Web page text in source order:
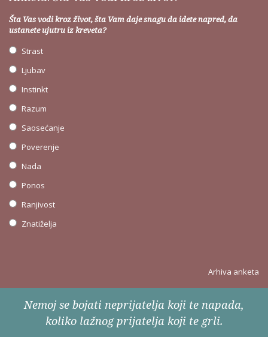
Šta Vas vodi kroz život, šta Vam daje snagu da idete napred, da
ustanete ujutru iz kreveta?
Strast
Ljubav
Instinkt
Razum
Saosećanje
Poverenje
Nada
Ponos
Ranjivost
Znatiželja
Arhiva anketa
Nemoj se bojati neprijatelja koji te napada,
koliko lažnog prijatelja koji te grli.